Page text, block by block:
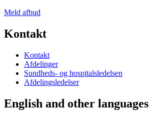
Meld afbud
Kontakt
Kontakt
Afdelinger
Sundheds- og hospitalsledelsen
Afdelingsledelser
English and other languages